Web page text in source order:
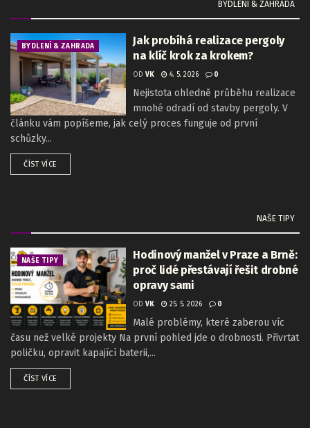
BYDLENÍ & ZAHRADA
BYDLENÍ & ZAHRADA
Jak probíhá realizace pergoly
na klíč krok za krokem?
OD VK 4. 5. 2026 0
Nejistota ohledně průběhu realizace
mnohé odradí od stavby pergoly. V
článku vám popíšeme, jak celý proces funguje od první
schůzky...
ČÍST VÍCE
NAŠE TIPY
NAŠE TIPY
Hodinový manžel v Praze a Brně:
proč lidé přestávají řešit drobné
opravy sami
OD VK 25. 5. 2026 0
Malé problémy, které zaberou víc
času než velké projekty Na první pohled jde o drobnosti. Přivrtat
poličku, opravit kapající baterii,...
ČÍST VÍCE